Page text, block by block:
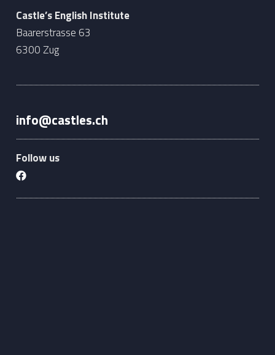
Castle’s English Institute
Baarerstrasse 63
6300 Zug
info@castles.ch
Follow us